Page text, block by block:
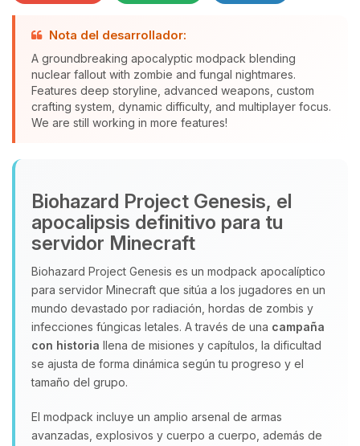
Nota del desarrollador:
A groundbreaking apocalyptic modpack blending
nuclear fallout with zombie and fungal nightmares.
Features deep storyline, advanced weapons, custom
crafting system, dynamic difficulty, and multiplayer focus.
We are still working in more features!
Biohazard Project Genesis, el
apocalipsis definitivo para tu
servidor Minecraft
Biohazard Project Genesis es un modpack apocalíptico
para servidor Minecraft que sitúa a los jugadores en un
mundo devastado por radiación, hordas de zombis y
infecciones fúngicas letales. A través de una campaña
con historia llena de misiones y capítulos, la dificultad
se ajusta de forma dinámica según tu progreso y el
tamaño del grupo.
El modpack incluye un amplio arsenal de armas
avanzadas, explosivos y cuerpo a cuerpo, además de
Yupi, por fin alguien con quien
hablar! Soy Choupy, tu pequeno
asistente de BoxToPlay. Cuentame
que necesitas y moveré mis
pequenos circuitos para ayudarte.